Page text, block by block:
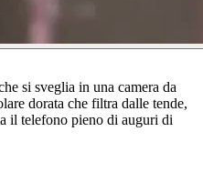
si sveglia in una camera da
dorata che filtra dalle tende,
il telefono pieno di auguri di